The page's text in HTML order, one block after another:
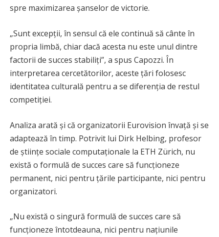
spre maximizarea șanselor de victorie.
„Sunt excepții, în sensul că ele continuă să cânte în
propria limbă, chiar dacă acesta nu este unul dintre
factorii de succes stabiliți”, a spus Capozzi. În
interpretarea cercetătorilor, aceste țări folosesc
identitatea culturală pentru a se diferenția de restul
competiției.
Analiza arată și că organizatorii Eurovision învață și se
adaptează în timp. Potrivit lui Dirk Helbing, profesor
de științe sociale computaționale la ETH Zürich, nu
există o formulă de succes care să funcționeze
permanent, nici pentru țările participante, nici pentru
organizatori.
„Nu există o singură formulă de succes care să
funcționeze întotdeauna, nici pentru națiunile